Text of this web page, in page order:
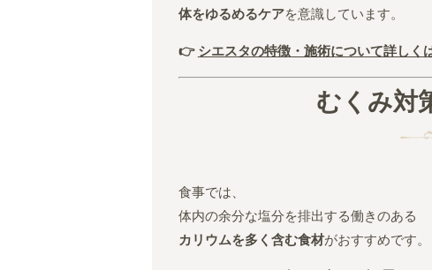
体をゆるめるケアを意識しています。
👉 シエスタの特徴・施術について詳しく
むくみ対
食事では、
体内の余分な塩分を排出する働きのある
カリウムを多く含む食材がおすすめです。